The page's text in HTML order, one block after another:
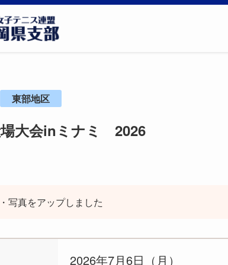
東部地区
大会inミナミ 2026
写真をアップしました
2026年7月6日（月）